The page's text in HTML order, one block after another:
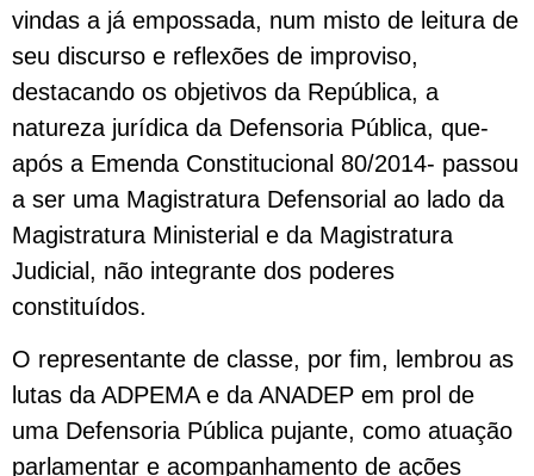
vindas a já empossada, num misto de leitura de
seu discurso e reflexões de improviso,
destacando os objetivos da República, a
natureza jurídica da Defensoria Pública, que-
após a Emenda Constitucional 80/2014- passou
a ser uma Magistratura Defensorial ao lado da
Magistratura Ministerial e da Magistratura
Judicial, não integrante dos poderes
constituídos.
O representante de classe, por fim, lembrou as
lutas da ADPEMA e da ANADEP em prol de
uma Defensoria Pública pujante, como atuação
parlamentar e acompanhamento de ações